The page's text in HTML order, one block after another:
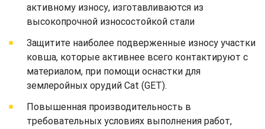
активному износу, изготавливаются из
высокопрочной износостойкой стали
Защитите наиболее подверженные износу участки
ковша, которые активнее всего контактируют с
материалом, при помощи оснастки для
землеройных орудий Cat (GET).
Повышенная производительность в
требовательных условиях выполнения работ,